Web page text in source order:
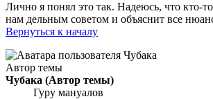
Лично я понял это так. Надеюсь, что кто-
нам дельным советом и объяснит все
Вернуться к началу
Автор темы
Чубака (Автор темы)
Гуру мануалов